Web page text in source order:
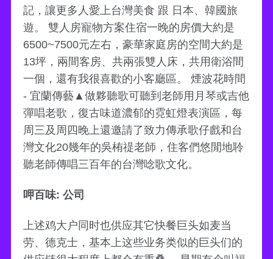
記，讓更多人愛上台灣美食 跟 日本、韓國旅
遊。 雙人房寵物方案住宿一晚的房價大約是
6500~7500元左右，豪華家庭房的空間大約是
13坪，兩間客房、共兩張雙人床，共用衛浴間
一個，還有我很喜歡的小客廳區。 煙波花時間
- 宜蘭傳藝▲做夥聽歌可聽到老師用月琴或吉他
彈唱老歌，復古味道濃郁的霓虹燈表演區，每
周三及周四晚上還邀請了致力傳承歌仔戲和台
灣文化20幾年的吳栯禔老師，住客們悠閒地聆
聽老師傳唱三百年的台灣唸歌文化。
呷百味: 公司
上述鸡大户同时也供应其它快餐巨头如麦当
劳、德克士，基本上这些业务类似的巨头们的